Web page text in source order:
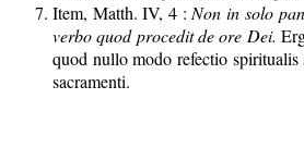
Item, Matth. IV, 4 : Non in solo
verbo quod procedit de ore Dei.
quod nullo modo refectio
sacramenti.